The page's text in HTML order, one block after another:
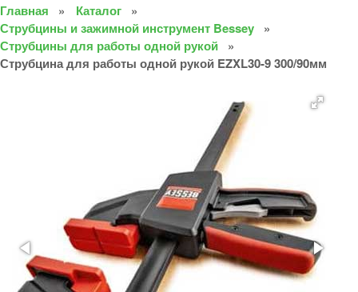
Главная
Каталог
Струбцины и зажимной инструмент Bessey
Струбцины для работы одной рукой
Струбцина для работы одной рукой EZXL30-9 300/90мм